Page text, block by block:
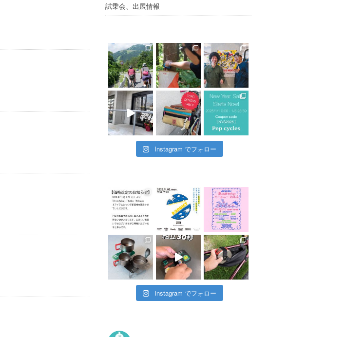
試乗会、出展情報
Instagram でフォロー
Instagram でフォロー